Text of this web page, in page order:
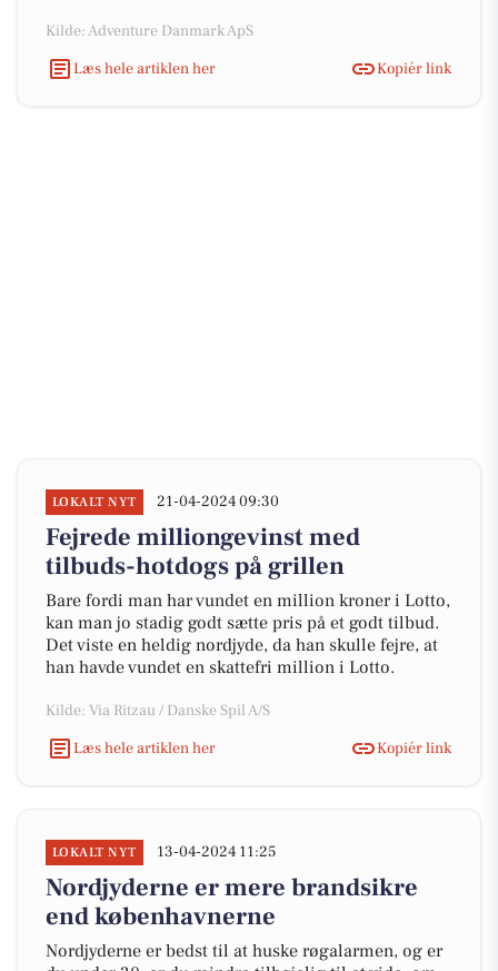
Kilde: Adventure Danmark ApS
Læs hele artiklen her
Kopiér link
LOKALT NYT 21-04-2024 09:30
Fejrede milliongevinst med
tilbuds-hotdogs på grillen
Bare fordi man har vundet en million kroner i Lotto,
kan man jo stadig godt sætte pris på et godt tilbud.
Det viste en heldig nordjyde, da han skulle fejre, at
han havde vundet en skattefri million i Lotto.
Kilde: Via Ritzau / Danske Spil A/S
Læs hele artiklen her
Kopiér link
LOKALT NYT 13-04-2024 11:25
Nordjyderne er mere brandsikre
end københavnerne
Nordjyderne er bedst til at huske røgalarmen, og er